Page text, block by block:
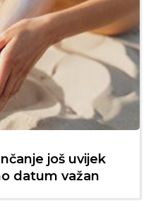
još uvijek
datum važan